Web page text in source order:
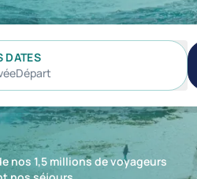
DATES
Départ
nos 1,5 millions de voyageurs